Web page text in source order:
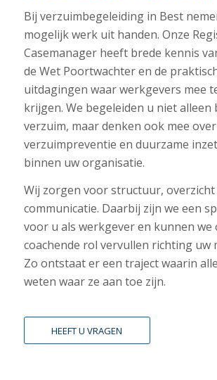
Bij verzuimbegeleiding in Best
mogelijk werk uit handen. Onze
Casemanager heeft brede kennis
de Wet Poortwachter en de
uitdagingen waar werkgevers mee
krijgen. We begeleiden u niet
verzuim, maar denken ook mee over
verzuimpreventie en duurzame
binnen uw organisatie.
Wij zorgen voor structuur, overzicht
communicatie. Daarbij zijn we een
voor u als werkgever en kunnen we
coachende rol vervullen richting uw
Zo ontstaat er een traject waarin
weten waar ze aan toe zijn.
HEEFT U VRAGEN